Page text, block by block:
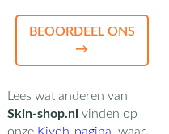
BEOORDEEL ONS
→
Lees wat anderen van
Skin-shop.nl vinden op
onze Kiyoh-pagina, waar